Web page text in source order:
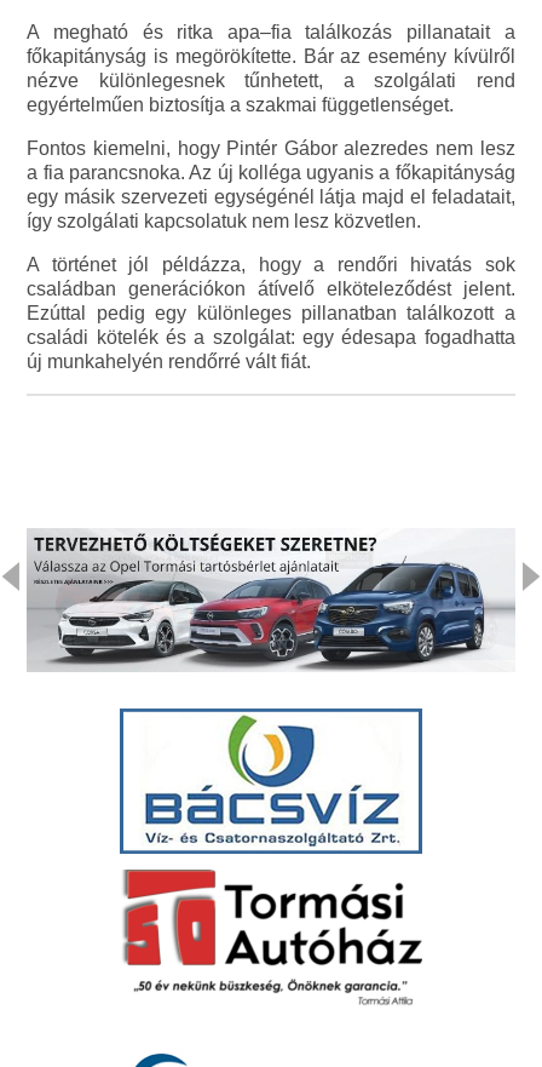
A megható és ritka apa–fia találkozás pillanatait a
főkapitányság is megörökítette. Bár az esemény kívülről
nézve különlegesnek tűnhetett, a szolgálati rend
egyértelműen biztosítja a szakmai függetlenséget.
Fontos kiemelni, hogy Pintér Gábor alezredes nem lesz
a fia parancsnoka. Az új kolléga ugyanis a főkapitányság
egy másik szervezeti egységénél látja majd el feladatait,
így szolgálati kapcsolatuk nem lesz közvetlen.
A történet jól példázza, hogy a rendőri hivatás sok
családban generációkon átívelő elköteleződést jelent.
Ezúttal pedig egy különleges pillanatban találkozott a
családi kötelék és a szolgálat: egy édesapa fogadhatta
új munkahelyén rendőrré vált fiát.